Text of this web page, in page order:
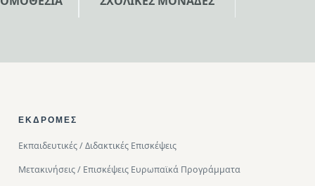
ΕΚΔΡΟΜΈΣ
Εκπαιδευτικές / Διδακτικές Επισκέψεις
Μετακινήσεις / Επισκέψεις Ευρωπαϊκά Προγράμματα